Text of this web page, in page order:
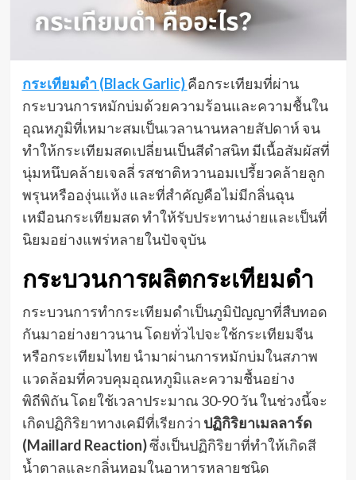
กระเทียมดำ (Black Garlic)คือกระเทียมที่ผ่าน
กระบวนการหมักบ่มด้วยความร้อนและความชื้นใน
อุณหภูมิที่เหมาะสมเป็นเวลานานหลายสัปดาห์ จน
ทำให้กระเทียมสดเปลี่ยนเป็นสีดำสนิท มีเนื้อสัมผัสที่
นุ่มหนึบคล้ายเจลลี่ รสชาติหวานอมเปรี้ยวคล้ายลูก
พรุนหรือองุ่นแห้ง และที่สำคัญคือไม่มีกลิ่นฉุน
เหมือนกระเทียมสด ทำให้รับประทานง่ายและเป็นที่
นิยมอย่างแพร่หลายในปัจจุบัน
กระบวนการผลิตกระเทียมดำ
กระบวนการทำกระเทียมดำเป็นภูมิปัญญาที่สืบทอด
กันมาอย่างยาวนาน โดยทั่วไปจะใช้กระเทียมจีน
หรือกระเทียมไทย นำมาผ่านการหมักบ่มในสภาพ
แวดล้อมที่ควบคุมอุณหภูมิและความชื้นอย่าง
พิถีพิถัน โดยใช้เวลาประมาณ 30-90 วัน ในช่วงนี้จะ
เกิดปฏิกิริยาทางเคมีที่เรียกว่า ปฏิกิริยาเมลลาร์ด
(Maillard Reaction)ซึ่งเป็นปฏิกิริยาที่ทำให้เกิดสี
น้ำตาลและกลิ่นหอมในอาหารหลายชนิด